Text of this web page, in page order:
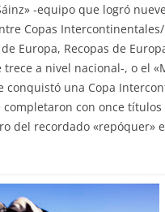
-equipo que logró
Copas
Europa, Recopas de
trece a nivel nacional-, o el
conquistó una Copa
con once títulos
del recordado «repóquer»